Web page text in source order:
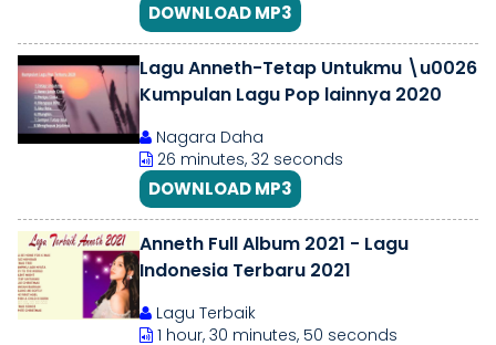
DOWNLOAD MP3
Lagu Anneth-Tetap Untukmu \u0026
Kumpulan Lagu Pop lainnya 2020
Nagara Daha
26 minutes, 32 seconds
DOWNLOAD MP3
Anneth Full Album 2021 - Lagu
Indonesia Terbaru 2021
Lagu Terbaik
1 hour, 30 minutes, 50 seconds